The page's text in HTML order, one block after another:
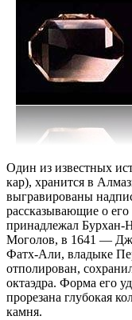
Один из известных
кар), хранится в
выгравированы
рассказывающие о
принадлежал
Моголов, в 1641 —
Фатх-Али, владыке
отполирован,
октаэдра. Форма его
прорезана глубокая
камня.